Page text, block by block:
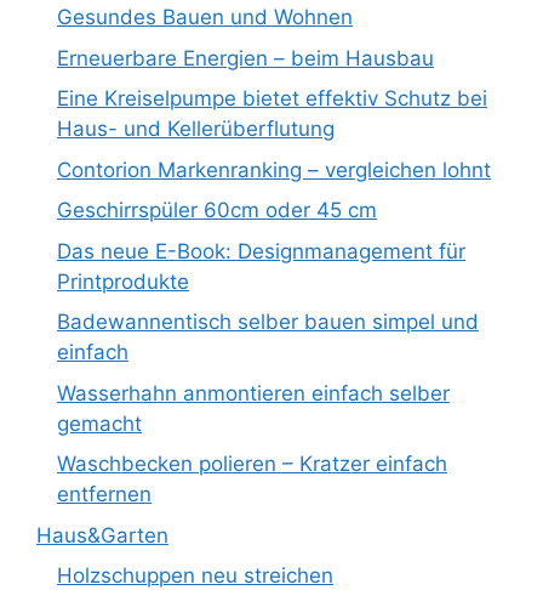
Gesundes Bauen und Wohnen
Erneuerbare Energien – beim Hausbau
Eine Kreiselpumpe bietet effektiv Schutz bei
Haus- und Kellerüberflutung
Contorion Markenranking – vergleichen lohnt
Geschirrspüler 60cm oder 45 cm
Das neue E-Book: Designmanagement für
Printprodukte
Badewannentisch selber bauen simpel und
einfach
Wasserhahn anmontieren einfach selber
gemacht
Waschbecken polieren – Kratzer einfach
entfernen
Haus&Garten
Holzschuppen neu streichen